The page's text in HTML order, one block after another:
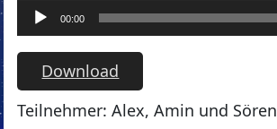
Audio-
Player
00:00
Download
Teilnehmer: Alex, Amin und Sören